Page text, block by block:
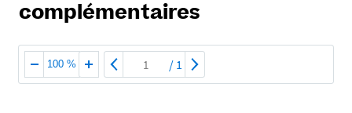
complémentaires
100 % / 1